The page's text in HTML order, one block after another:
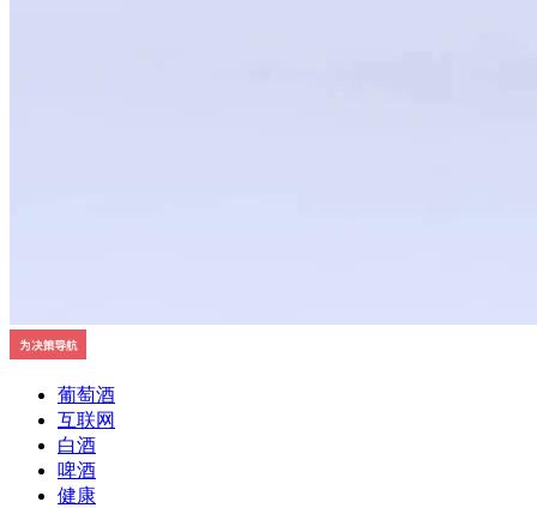
葡萄酒
互联网
白酒
啤酒
健康